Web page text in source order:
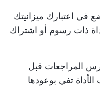
في اعتبارك ميزانيتك
ذات رسوم أو اشتراك
المراجعات قبل
الأداة تفي بوعودها